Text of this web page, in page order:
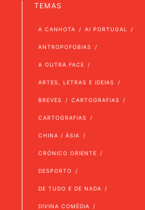
TEMAS
A CANHOTA AI PORTUGAL
ANTROPOFOBIAS
A OUTRA FACE
ARTES, LETRAS E IDEIAS
BREVES CARTOGRAFIAS
CARTOGRAFIAS
CHINA / ÁSIA
CRÓNICO ORIENTE
DESPORTO
DE TUDO E DE NADA
DIVINA COMÉDIA